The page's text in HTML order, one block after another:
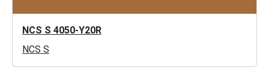
NCS S 4050-Y20R
NCS S